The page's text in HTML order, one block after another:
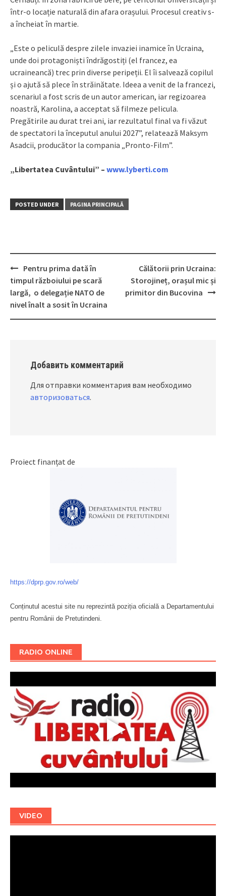
într-o locație naturală din afara orașului. Procesul creativ s-
a încheiat în martie.
„Este o peliculă despre zilele invaziei inamice în Ucraina,
unde doi protagoniști îndrăgostiți (el francez, ea
ucraineancă) trec prin diverse peripeții. El îi salvează copilul
și o ajută să plece în străinătate. Ideea a venit de la francezi,
scenariul a fost scris de un autor american, iar regizoarea
noastră, Karolina, a acceptat să filmeze pelicula.
Pregătirile au durat trei ani, iar rezultatul final va fi văzut
de spectatori la începutul anului 2027”, relatează Maksym
Asadcii, producător la compania „Pronto-Film”.
„Libertatea Cuvântului” – www.lyberti.com
POSTED UNDER PAGINA PRINCIPALĂ
Post
navigation
Pentru prima dată în
timpul războiului pe scară
largă, o delegație NATO de
nivel înalt a sosit în Ucraina
Călătorii prin Ucraina:
Storojineț, orașul mic și
primitor din Bucovina
Добавить комментарий
Для отправки комментария вам необходимо
авторизоваться.
Proiect finanțat de
https://dprp.gov.ro/web/
Conținutul acestui site nu reprezintă poziția oficială a Departamentului
pentru Românii de Pretutindeni.
RADIO ONLINE
VIDEO